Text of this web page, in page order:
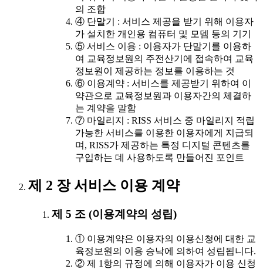
의 조합
④ 단말기 : 서비스 제공을 받기 위해 이용자
가 설치한 개인용 컴퓨터 및 모뎀 등의 기기
⑤ 서비스 이용 : 이용자가 단말기를 이용하
여 교육정보원의 주전산기에 접속하여 교육
정보원이 제공하는 정보를 이용하는 것
⑥ 이용계약 : 서비스를 제공받기 위하여 이
약관으로 교육정보원과 이용자간의 체결하
는 계약을 말함
⑦ 마일리지 : RISS 서비스 중 마일리지 적립
가능한 서비스를 이용한 이용자에게 지급되
며, RISS가 제공하는 특정 디지털 콘텐츠를
구입하는 데 사용하도록 만들어진 포인트
제 2 장 서비스 이용 계약
제 5 조 (이용계약의 성립)
① 이용계약은 이용자의 이용신청에 대한 교
육정보원의 이용 승낙에 의하여 성립됩니다.
② 제 1항의 규정에 의해 이용자가 이용 신청